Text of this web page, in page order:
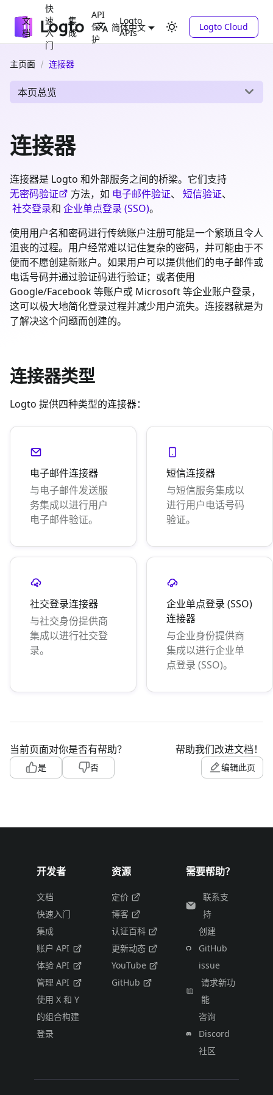
文
档
快
速
入
门
集
成
API
保
护
Logto
APIs
简体中文 Logto Cloud
主页面 连接器
本页总览
连接器
连接器是 Logto 和外部服务之间的桥梁。它们支持
无密码验证
方法，如 电子邮件验证、 短信验证、
社交登录和 企业单点登录 (SSO)。
使用用户名和密码进行传统账户注册可能是一个繁琐且令人
沮丧的过程。用户经常难以记住复杂的密码，并可能由于不
便而不愿创建新账户。如果用户可以提供他们的电子邮件或
电话号码并通过验证码进行验证；或者使用
Google/Facebook 等账户或 Microsoft 等企业账户登录，
这可以极大地简化登录过程并减少用户流失。连接器就是为
了解决这个问题而创建的。
连接器类型
Logto 提供四种类型的连接器：
电子邮件连接器
与电子邮件发送服
务集成以进行用户
电子邮件验证。
短信连接器
与短信服务集成以
进行用户电话号码
验证。
社交登录连接器
与社交身份提供商
集成以进行社交登
录。
企业单点登录 (SSO)
连接器
与企业身份提供商
集成以进行企业单
点登录 (SSO)。
当前页面对你是否有帮助？
是 否
帮助我们改进文档！
编辑此页
开发者
文档
快速入门
集成
账户 API
体验 API
管理 API
使用 X 和 Y
的组合构建
登录
资源
定价
博客
认证百科
更新动态
YouTube
GitHub
需要帮助？
联系支
持
创建
GitHub
issue
请求新功
能
咨询
Discord
社区